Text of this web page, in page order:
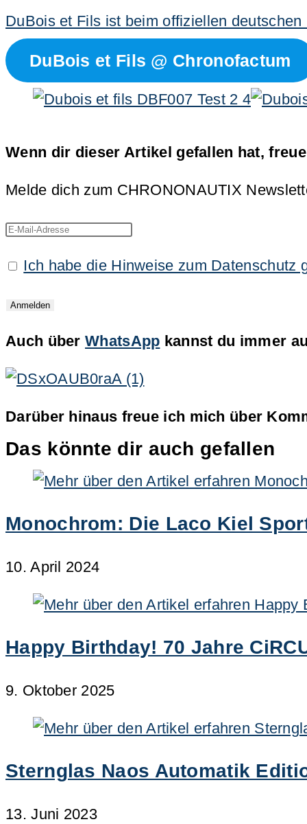
DuBois et Fils ist beim offiziellen
DuBois et Fils @ Chronofactum
Wenn dir dieser Artikel gefallen hat,
Melde dich zum CHRONONAUTIX
Ich habe die Hinweise zum Datenschutz
Auch überWhatsApp kannst du immer
Darüber hinaus freue ich mich über
Das könnte dir auch gefallen
Monochrom: Die Laco Kiel
10. April 2024
Happy Birthday! 70 Jahre
9. Oktober 2025
Sternglas Naos Automatik
13. Juni 2023